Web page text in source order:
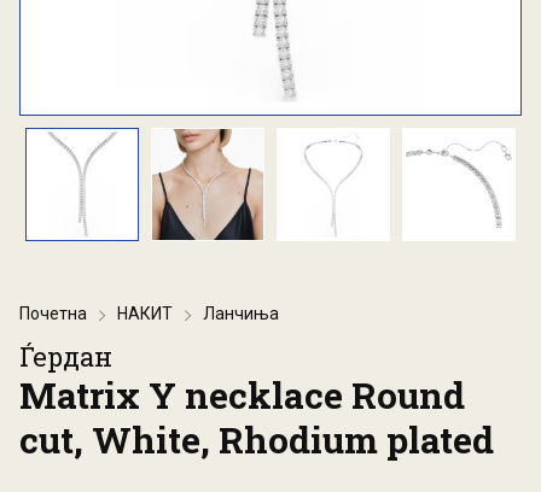
Почетна НАКИТ Ланчиња
Ѓердан
Matrix Y necklace Round
cut, White, Rhodium plated